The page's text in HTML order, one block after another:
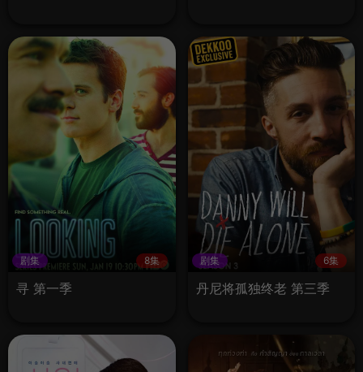
剧集 8集
寻 第一季
剧集 6集
丹尼将孤独终老 第三季